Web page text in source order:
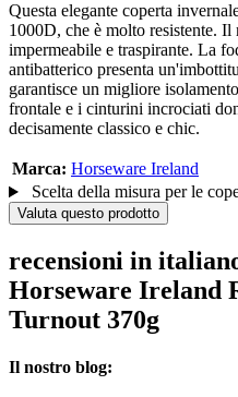
Questa elegante coperta
1000D, che è molto resistente.
impermeabile e traspirante. La
antibatterico presenta
garantisce un migliore
frontale e i cinturini incrociati
decisamente classico e chic.
Marca: Horseware Ireland
Scelta della misura per le
Valuta questo prodotto
recensioni in
Horseware Ireland
Turnout 370g
Il nostro blog: